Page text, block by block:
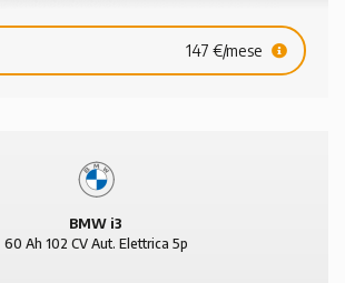
147 €/mese
BMW i3
60 Ah 102 CV Aut. Elettrica 5p